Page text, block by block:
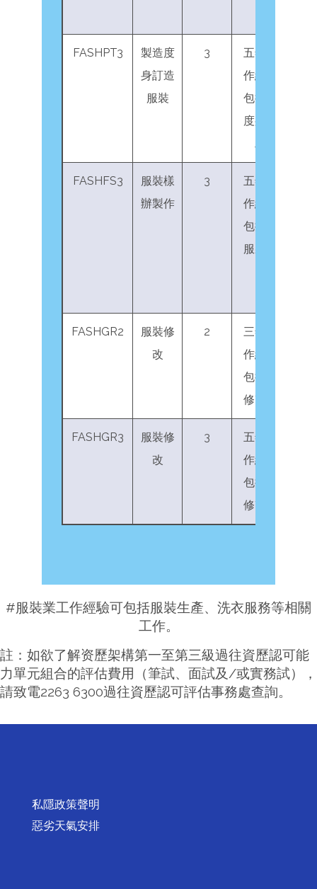
FASHPT3
製造度
身訂造
服裝
3
五年服裝業工
作經驗，當中
包括三年製作
度身訂造服裝
工作經驗
FASHFS3
服裝樣
辦製作
3
五年服裝業工
作經驗，當中
包括三年製作
服裝樣辦工作
FASHGR2
服裝修
改
2
三年服裝業工
作經驗，當中
包括兩年服裝
修改工作經驗
FASHGR3
服裝修
改
3
五年服裝業工
作經驗，當中
包括三年服裝
修改工作經驗
#服裝業工作經驗可包括服裝生產、洗衣服務等相關
工作。
註：如欲了解资歷架構第一至第三級過往資歷認可能
力單元組合的評估費用（筆試、面試及/或實務試），
請致電2263 6300過往資歷認可評估事務處查詢。
私隱政策聲明
惡劣天氣安排